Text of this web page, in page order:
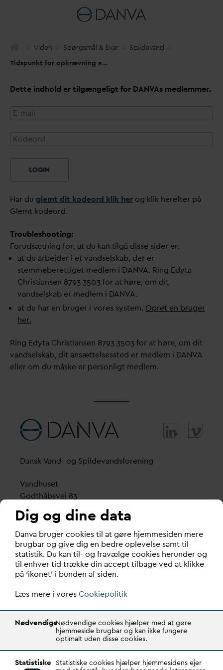
Viden Spørgsmål & Svar Spildevand
Tidspunkt for opkrævning afv
Dette indhold er tilgængeligt for DANVAs medlemmer.
LOGIN
Har du glemt dit kodeord klik her og klik herefter på
Glemt kodeord.
Troubleshooting:
Forudsætning for, at du kan tilgå disse sider er:
at du arbejder i et vandselskab, der er
stemmeberettiget medlem i DANVA. Ring Edyta
Christiansen 8793 3503 for at høre, om dit
vandselskab er medlem i DANVA.
at du har en bruger i vores system. Opret en bruger
her.
Ring Edyta Christiansen 8793 3503 for at høre, om dit
vandselskab, dit ansættelsessted er medlem i DANVA
eller om du måske er personligt medlem.
Dansk Vand- og Spildevandsforening
Vandhuset
Godthåbsvej 83
8660 Skanderborg
København
Vester Farimagsgade 1, 5. sal.
1606 København V
Tlf.: 70 21 00 55
d
a.dk
Transparency Register: REG 0105047100027-26
Dig og dine data
Danva bruger cookies til at gøre hjemmesiden mere
brugbar og give dig en bedre oplevelse samt til
statistik. Du kan til- og fravælge cookies herunder og
til enhver tid trække din accept tilbage ved at klikke
på ‘ikonet’ i bunden af siden.
Læs mere i voresCookiepolitik
NødvendigeNødvendige cookies hjælper med at gøre
hjemmeside brugbar og kan ikke fungere
optimalt uden disse cookies.
Statistiske Statistiske cookies hjælper hjemmesidens ejer